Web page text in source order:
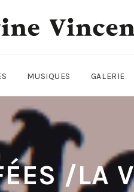
MUSIQUES GALERIE
/LA